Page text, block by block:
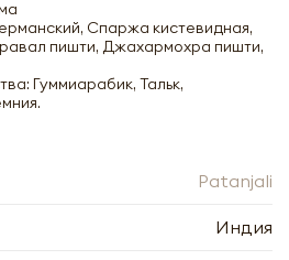
Спаржа кистевидная,
пишти, Джахармохра пишти,
Гуммиарабик, Тальк,
Patanjali
Индия
я даю своё согласие
данных, в
и для целей, определённых в
свое согласие на email
я даю своё согласие
данных, в
ФЗ «О персональных
и для целей, определённых в
свое согласие на email